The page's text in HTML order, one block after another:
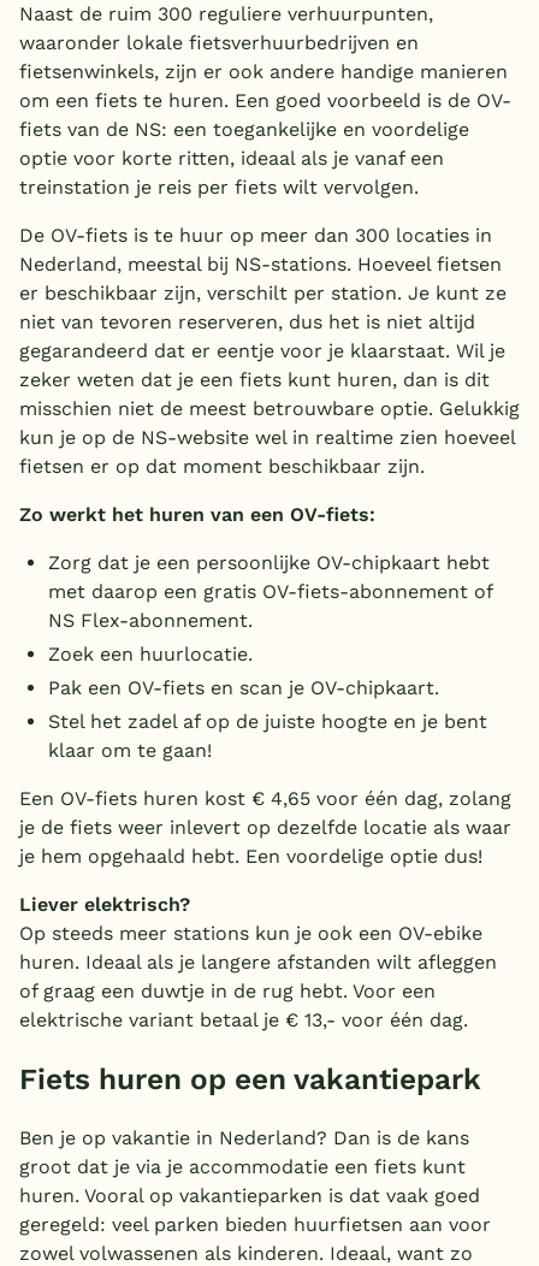
Naast de ruim 300 reguliere verhuurpunten,
waaronder lokale fietsverhuurbedrijven en
fietsenwinkels, zijn er ook andere handige manieren
om een fiets te huren. Een goed voorbeeld is de OV-
fiets van de NS: een toegankelijke en voordelige
optie voor korte ritten, ideaal als je vanaf een
treinstation je reis per fiets wilt vervolgen.
De OV-fiets is te huur op meer dan 300 locaties in
Nederland, meestal bij NS-stations. Hoeveel fietsen
er beschikbaar zijn, verschilt per station. Je kunt ze
niet van tevoren reserveren, dus het is niet altijd
gegarandeerd dat er eentje voor je klaarstaat. Wil je
zeker weten dat je een fiets kunt huren, dan is dit
misschien niet de meest betrouwbare optie. Gelukkig
kun je op de NS-website wel in realtime zien hoeveel
fietsen er op dat moment beschikbaar zijn.
Zo werkt het huren van een OV-fiets:
Zorg dat je een persoonlijke OV-chipkaart hebt
met daarop een gratis OV-fiets-abonnement of
NS Flex-abonnement.
Zoek een huurlocatie.
Pak een OV-fiets en scan je OV-chipkaart.
Stel het zadel af op de juiste hoogte en je bent
klaar om te gaan!
Een OV-fiets huren kost € 4,65 voor één dag, zolang
je de fiets weer inlevert op dezelfde locatie als waar
je hem opgehaald hebt. Een voordelige optie dus!
Liever elektrisch?
Op steeds meer stations kun je ook een OV-ebike
huren. Ideaal als je langere afstanden wilt afleggen
of graag een duwtje in de rug hebt. Voor een
elektrische variant betaal je € 13,- voor één dag.
Fiets huren op een vakantiepark
Ben je op vakantie in Nederland? Dan is de kans
groot dat je via je accommodatie een fiets kunt
huren. Vooral op vakantieparken is dat vaak goed
geregeld: veel parken bieden huurfietsen aan voor
zowel volwassenen als kinderen. Ideaal, want zo